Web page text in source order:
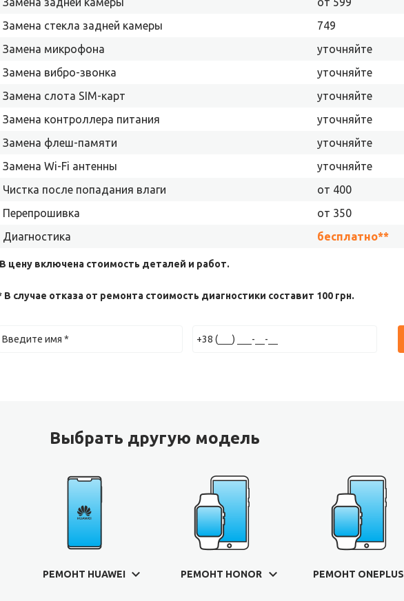
Замена стекла задней камеры
749
Замена микрофона
уточняйте
Замена вибро-звонка
уточняйте
Замена слота SIM-карт
уточняйте
Замена контроллера питания
уточняйте
Замена флеш-памяти
уточняйте
Замена Wi-Fi антенны
уточняйте
Чистка после попадания влаги
от 400
Перепрошивка
от 350
Диагностика
бесплатно**
цену включена стоимость деталей и работ.
В случае отказа от ремонта стоимость диагностики составит 100 грн.
Выбрать другую модель
РЕМОНТ HUAWEI РЕМОНТ HONOR РЕМОНТ ONEPLUS